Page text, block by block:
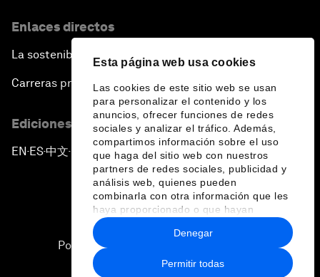
Esta página web usa cookies
Las cookies de este sitio web se usan
para personalizar el contenido y los
anuncios, ofrecer funciones de redes
sociales y analizar el tráfico. Además,
compartimos información sobre el uso
que haga del sitio web con nuestros
partners de redes sociales, publicidad y
análisis web, quienes pueden
combinarla con otra información que les
haya proporcionado o que hayan
recopilado a partir del uso que haya
hecho de sus servicios.
Permitir todas
Denegar
Enlaces directos
La sostenibilidad en el Foro
Carreras profesionales
Ediciones en otros idiomas
EN ▪ ES▪中文▪ 日本語
Política de privacidad y normas de uso